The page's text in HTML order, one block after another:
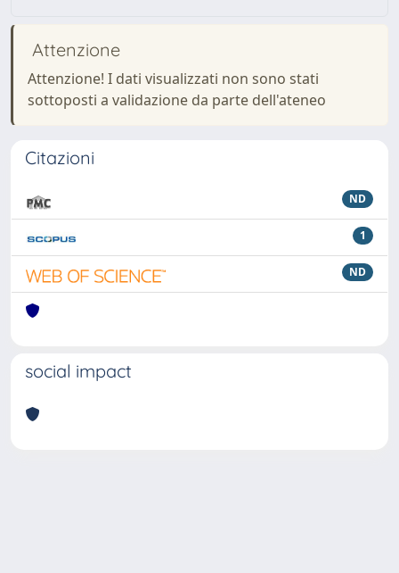
Attenzione
Attenzione! I dati visualizzati non sono stati
sottoposti a validazione da parte dell'ateneo
Citazioni
ND
1
ND
social impact